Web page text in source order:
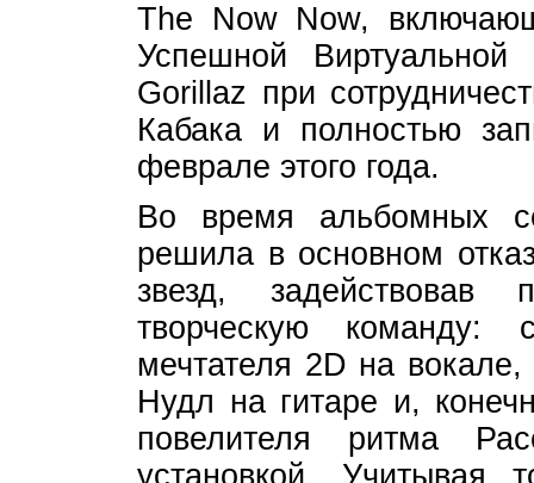
The Now Now,
Успешной
Gorillaz при
Кабака и полностью
феврале этого года.
Во время альбомных
решила в основном
звезд, задействовав
творческую команду:
мечтателя 2D на
Нудл на гитаре и,
повелителя ритма
установкой. Учитывая